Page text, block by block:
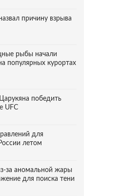
причину взрыва
рыбы начали
популярных курортах
победить
UFC
для
летом
за аномальной жары
для поиска тени